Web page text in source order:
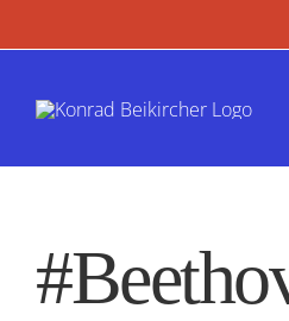
Inhalt
springen